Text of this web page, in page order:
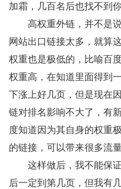
加霜，几百名后也找不到你
高权重外链，并不是说
网站出口链接太多，就算
权重也是极低的，比喻百
权重高，在知道里面得到
下涨上好几页，但是现在
链对排名影响不大了，有
度知道因为其自身的权重
的链接，可以带来很多流量
这样做后，我不能保证
后一定到第几页，但我有